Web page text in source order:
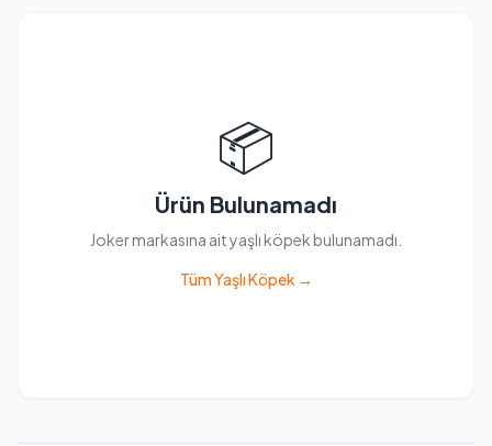
📦
Ürün Bulunamadı
Joker markasına ait yaşlı köpek bulunamadı.
Tüm Yaşlı Köpek →